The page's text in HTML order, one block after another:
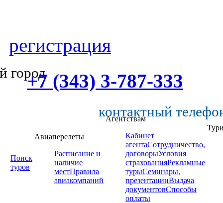
регистрация
город
+7 (343) 3-787-333
контактный
Поиск
туров
Авиаперелеты
Расписание и
наличие
местПравила
авиакомпаний
Агентствам
Кабинет
агентаСотрудничество,
договорыУсловия
страхованияРекламные
турыСеминары,
презентацииВыдача
документовСпособы
оплаты